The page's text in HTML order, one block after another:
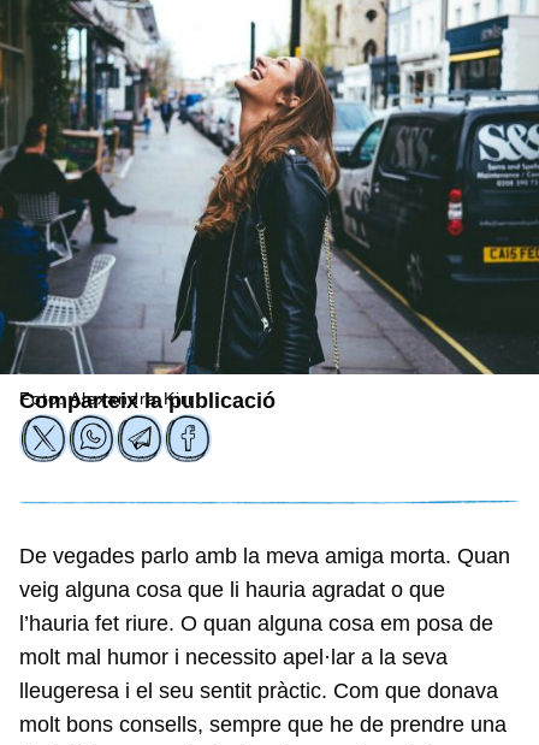
Foto: Alexandra Kirr
Comparteix la publicació
De vegades parlo amb la meva amiga morta. Quan
veig alguna cosa que li hauria agradat o que
l’hauria fet riure. O quan alguna cosa em posa de
molt mal humor i necessito apel·lar a la seva
lleugeresa i el seu sentit pràctic. Com que donava
molt bons consells, sempre que he de prendre una